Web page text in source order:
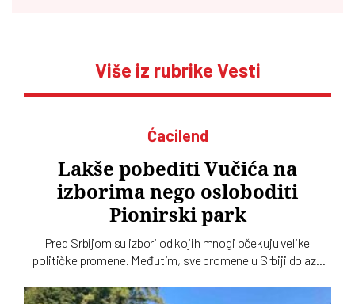
Više iz rubrike Vesti
Ćacilend
Lakše pobediti Vučića na
izborima nego osloboditi
Pionirski park
Pred Srbijom su izbori od kojih mnogi očekuju velike
političke promene. Međutim, sve promene u Srbiji dolaze
„Ćacilend” još uvek okupira Pionirski